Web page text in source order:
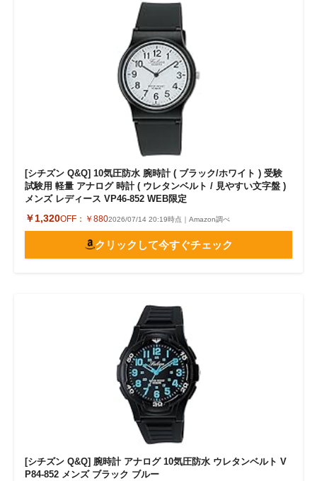
[シチズン Q&Q] 10気圧防水 腕時計 ( ブラック/ホワイト ) 受験
試験用 軽量 アナログ 時計 ( ウレタンベルト / 見やすい文字盤 )
メンズ レディース VP46-852 WEB限定
￥1,320OFF： ￥8802026/07/14 20:19時点｜Amazon調べ
クリックして今すぐチェック
[シチズン Q&Q] 腕時計 アナログ 10気圧防水 ウレタンベルト V
P84-852 メンズ ブラック ブルー